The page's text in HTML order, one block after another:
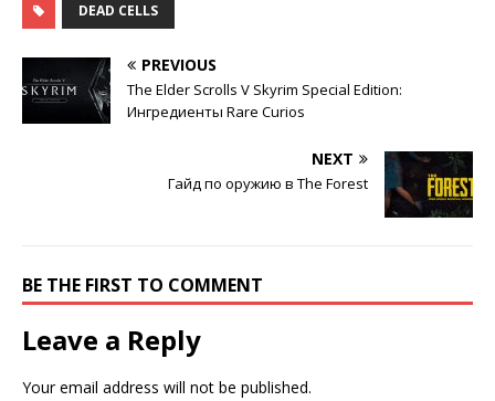
DEAD CELLS
PREVIOUS
The Elder Scrolls V Skyrim Special Edition:
Ингредиенты Rare Curios
NEXT
Гайд по оружию в The Forest
BE THE FIRST TO COMMENT
Leave a Reply
Your email address will not be published.